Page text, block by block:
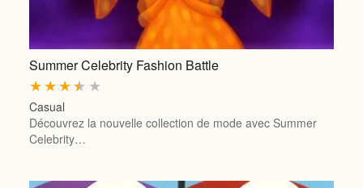
Summer Celebrity Fashion Battle
★
★
★
★
★
Casual
Découvrez la nouvelle collection de mode avec Summer
Celebrity…